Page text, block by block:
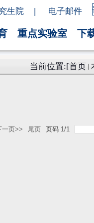
生院 | 电子邮件
重点实验室 下
当前位置:[首页
一页>> 尾页 页码 1/1